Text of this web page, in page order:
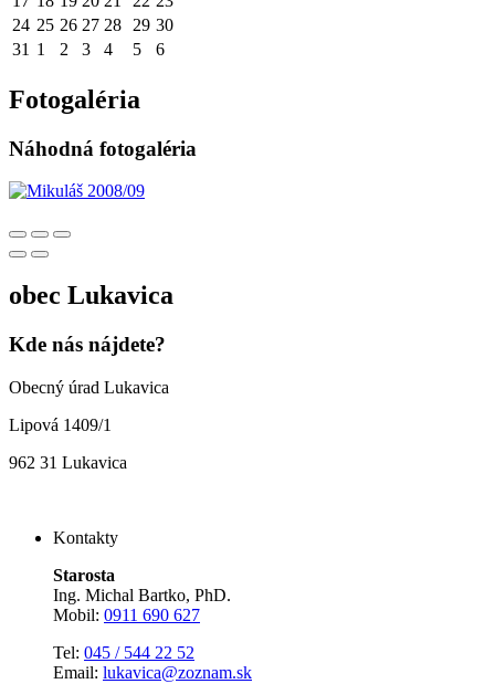
24 25 26 27 28 29 30
31 1 2 3 4 5 6
Fotogaléria
Náhodná fotogaléria
obec Lukavica
Kde nás nájdete?
Obecný úrad Lukavica
Lipová 1409/1
962 31 Lukavica
Kontakty
Starosta
Ing. Michal Bartko, PhD.
Mobil: 0911 690 627
Tel: 045 / 544 22 52
Email: lukavica@zoznam.sk